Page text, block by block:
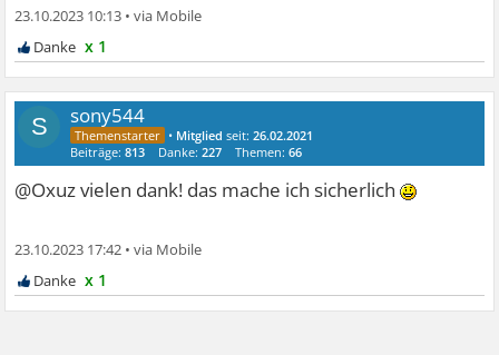
23.10.2023 10:13 •
x 1
S sony544
• Mitglied seit:26.02.2021
Beiträge:813 Danke:227 Themen:66
@Oxuz vielen dank! das mache ich sicherlich
23.10.2023 17:42 •
x 1